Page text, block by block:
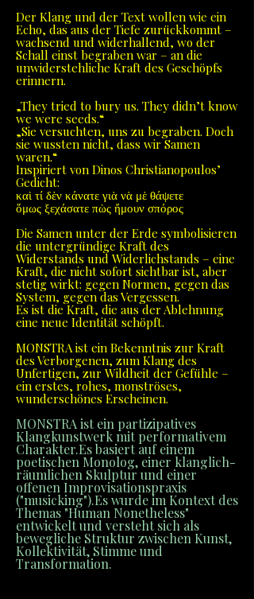
Der Klang und der Text wollen wie ein
Echo, das aus der Tiefe zurückkommt –
wachsend und widerhallend, wo der
Schall einst begraben war – an die
unwiderstehliche Kraft des Geschöpfs
erinnern.
„They tried to bury us. They didn’t know
we were seeds.“
„Sie versuchten, uns zu begraben. Doch
sie wussten nicht, dass wir Samen
waren.“
Inspiriert von Dinos Christianopoulos’
Gedicht:
καὶ τί δὲν κάνατε γιὰ νὰ μὲ θάψετε
ὅμως ξεχάσατε πὼς ἤμουν σπόρος
Die Samen unter der Erde symbolisieren
die untergründige Kraft des
Widerstands und Widerlichstands – eine
Kraft, die nicht sofort sichtbar ist, aber
stetig wirkt: gegen Normen, gegen das
System, gegen das Vergessen.
Es ist die Kraft, die aus der Ablehnung
eine neue Identität schöpft.
MONSTRA ist ein Bekenntnis zur Kraft
des Verborgenen, zum Klang des
Unfertigen, zur Wildheit der Gefühle –
ein erstes, rohes, monströses,
wunderschönes Erscheinen.
MONSTRA ist ein partizipatives
Klangkunstwerk mit performativem
Charakter.Es basiert auf einem
poetischen Monolog, einer klanglich-
räumlichen Skulptur und einer
offenen Improvisationspraxis
("musicking").Es wurde im Kontext des
Themas "Human Nonetheless"
entwickelt und versteht sich als
bewegliche Struktur zwischen Kunst,
Kollektivität, Stimme und
Transformation.